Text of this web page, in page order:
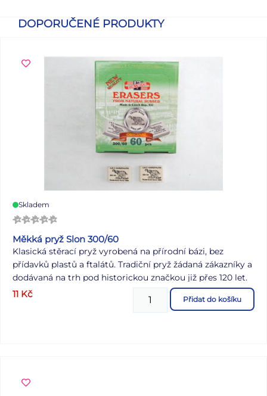
DOPORUČENÉ PRODUKTY
Skladem
Měkká pryž Slon 300/60
Klasická stěrací pryž vyrobená na přírodní bázi, bez
přídavků plastů a ftalátů. Tradiční pryž žádaná zákazníky a
dodávaná na trh pod historickou značkou již přes 120 let.
Měkká pryž vhodná pro stírání grafitových čar v rozmezí
11 Kč Přidat do košíku